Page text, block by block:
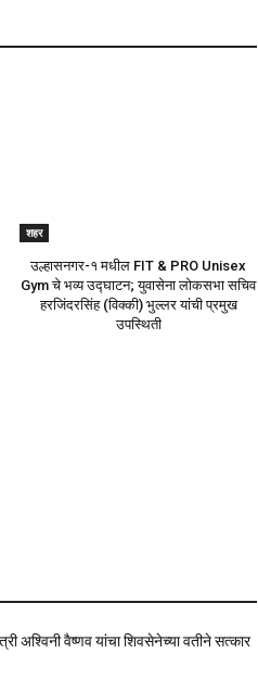
शहर
उल्हासनगर-१ मधील FIT & PRO Unisex
Gym चे भव्य उद्घाटन; युवासेना लोकसभा सचिव
हरजिंदरसिंह (विक्की) भुल्लर यांची प्रमुख
उपस्थिती
अश्विनी वैष्णव यांचा शिवसेनेच्या वतीने सत्कार